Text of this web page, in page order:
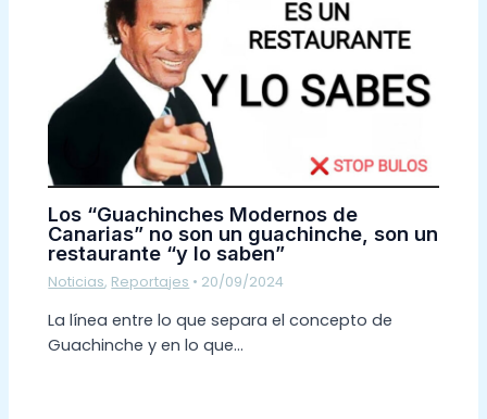
Los “Guachinches Modernos de
Canarias” no son un guachinche, son un
restaurante “y lo saben”
Noticias, Reportajes • 20/09/2024
La línea entre lo que separa el concepto de
Guachinche y en lo que…